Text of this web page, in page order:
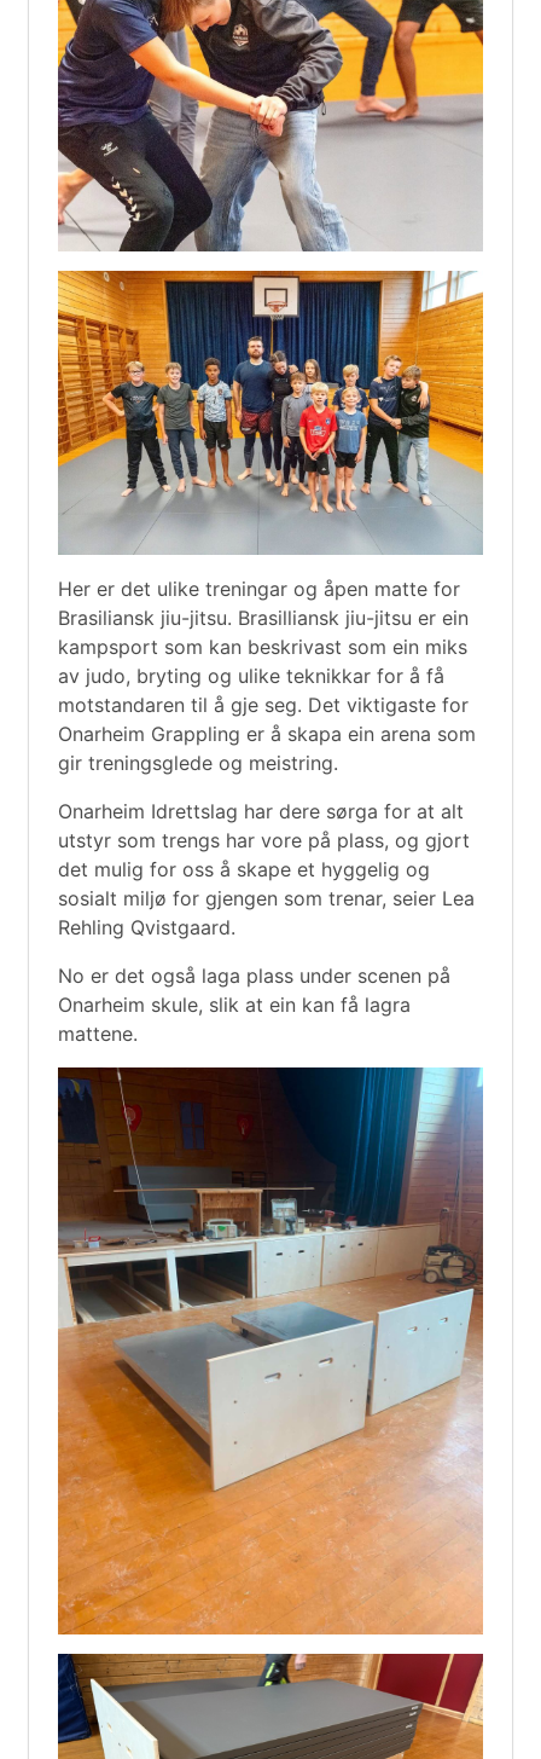
Her er det ulike treningar og åpen matte for
Brasiliansk jiu-jitsu. Brasilliansk jiu-jitsu er ein
kampsport som kan beskrivast som ein miks
av judo, bryting og ulike teknikkar for å få
motstandaren til å gje seg. Det viktigaste for
Onarheim Grappling er å skapa ein arena som
gir treningsglede og meistring.
Onarheim Idrettslag har dere sørga for at alt
utstyr som trengs har vore på plass, og gjort
det mulig for oss å skape et hyggelig og
sosialt miljø for gjengen som trenar, seier Lea
Rehling Qvistgaard.
No er det også laga plass under scenen på
Onarheim skule, slik at ein kan få lagra
mattene.